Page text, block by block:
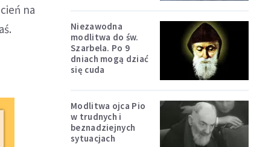
na
Niezawodna
modlitwa do św.
Szarbela. Po 9
dniach mogą dziać
się cuda
Modlitwa ojca Pio
w trudnych i
beznadziejnych
sytuacjach